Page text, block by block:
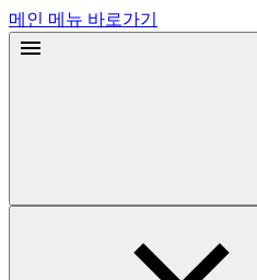
메인 메뉴 바로가기